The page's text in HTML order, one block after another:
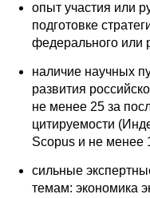
Общие
Научные
О журнале
опыт участия или
подготовке
федерального или
наличие научных
развития
не менее 25 за
цитируемости
Scopus и не
сильные
темам: экономика